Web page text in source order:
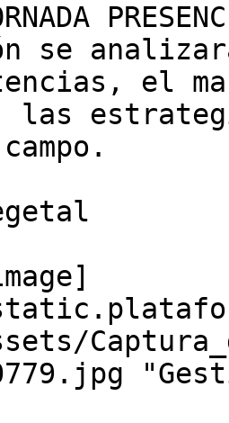
se
el
las